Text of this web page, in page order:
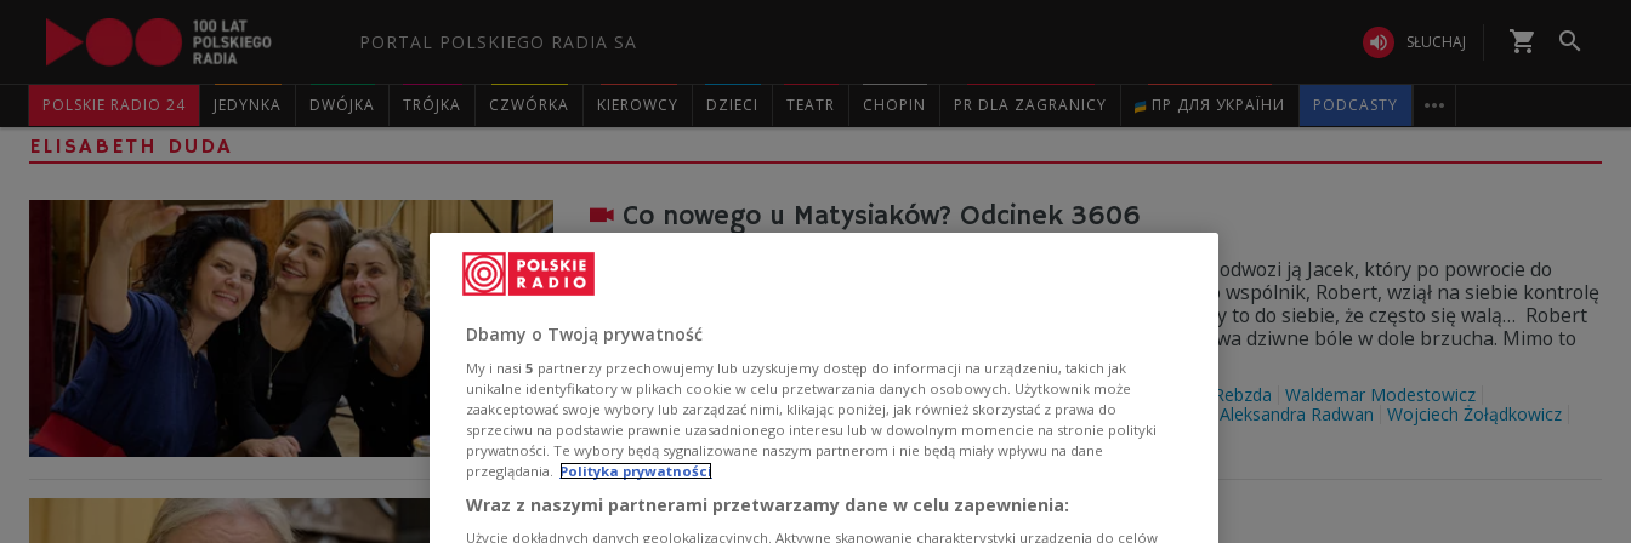
PORTAL POLSKIEGO RADIA SA  SŁUCHAJ shopping_cart 
POLSKIE RADIO 24 JEDYNKA DWÓJKA TRÓJKA CZWÓRKA KIEROWCY DZIECI TEATR CHOPIN PR DLA ZAGRANICY ПР ДЛЯ УКРАЇНИ PODCASTY 
ELISABETH DUDA
Co nowego u Matysiaków? Odcinek 3606
Muriel jest w drodze na babskie spotkanie do Oksany. Na ulicę Dobrą odwozi ją Jacek, który po powrocie do
domu ma w planach naukę do egzaminy z terapii neurologicznej. Jego wspólnik, Robert, wziął na siebie kontrolę
nad ekipą, która remontuje ich gabinet fizjoterapii. Plany mają niestety to do siebie, że często się walą… Robert
nie radzi sobie bowiem z panami, Edkiem i Kominkiem. A Muriel odczuwa dziwne bóle w dole brzucha. Mimo to
postanawia dołączyć do dziewczyn. Jak to wszystko się skończy?
Zobacz więcej na temat:Teatr Polskiego Radia TEATR Matysiakowie Marta Rebzda
Waldemar Modestowicz
Maciej Kubera Teresa Skoczylas Arina Piskovskaya Joanna Pach-Żbikowska Aleksandra Radwan Wojciech Żołądkowicz
Co nowego u Matysiaków? Odcinek 3597
Dbamy o Twoją prywatność
My i nasi 5 partnerzy przechowujemy lub uzyskujemy dostęp do informacji na urządzeniu, takich jak
unikalne identyfikatory w plikach cookie w celu przetwarzania danych osobowych. Użytkownik może
zaakceptować swoje wybory lub zarządzać nimi, klikając poniżej, jak również skorzystać z prawa do
sprzeciwu na podstawie prawnie uzasadnionego interesu lub w dowolnym momencie na stronie polityki
prywatności. Te wybory będą sygnalizowane naszym partnerom i nie będą miały wpływu na dane
przeglądania. Polityka prywatności
Wraz z naszymi partnerami przetwarzamy dane w celu zapewnienia:
Użycie dokładnych danych geolokalizacyjnych. Aktywne skanowanie charakterystyki urządzenia do celów